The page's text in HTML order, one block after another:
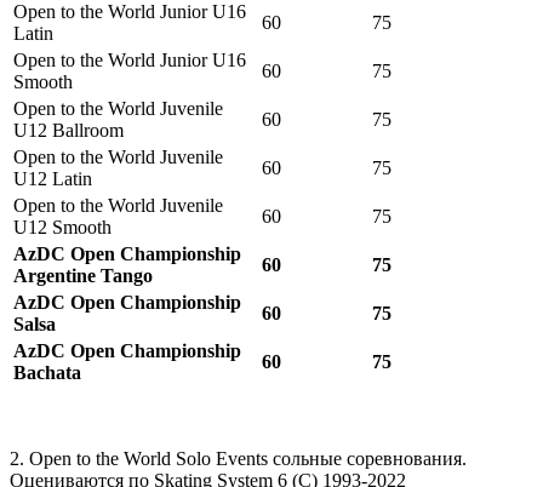
Open to the World Junior U16
Latin
60
75
Open to the World Junior U16
Smooth
60
75
Open to the World Juvenile
U12 Ballroom
60
75
Open to the World Juvenile
U12 Latin
60
75
Open to the World Juvenile
U12 Smooth
60
75
AzDC Open Championship
Argentine Tango
60
75
AzDC Open Championship
Salsa
60
75
AzDC Open Championship
Bachata
60 75
2. Open to the World Solo Events сольные соревнования.
Оцениваются по Skating System 6 (С) 1993-2022